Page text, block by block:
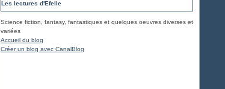
Les lectures d'Efelle
Science fiction, fantasy, fantastiques et quelques oeuvres diverses et
variées
Accueil du blog
Créer un blog avec CanalBlog